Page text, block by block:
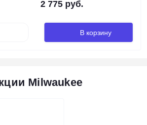
2 775 руб.
В корзину
Milwaukee